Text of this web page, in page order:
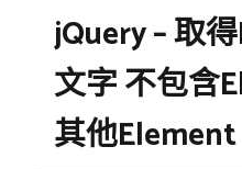
jQuery – 取
文字 不包含
其他Element